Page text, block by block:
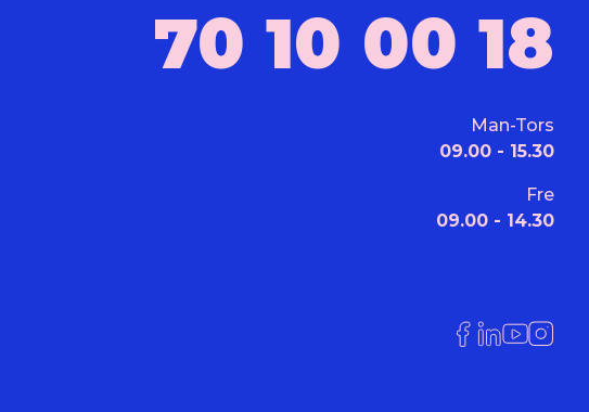
70 10 00 18
Man-Tors
09.00 - 15.30
Fre
09.00 - 14.30
Link til
Link til
Link tilLink til